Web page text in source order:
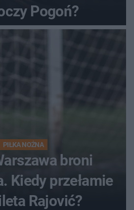
Pogoń?
PIŁKA NOŻNA
broni
Kiedy przełamie
Rajović?